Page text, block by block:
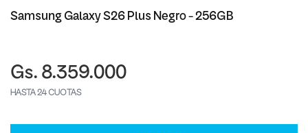
Samsung Galaxy S26 Plus Negro - 256GB
Gs. 8.359.000
HASTA 24 CUOTAS